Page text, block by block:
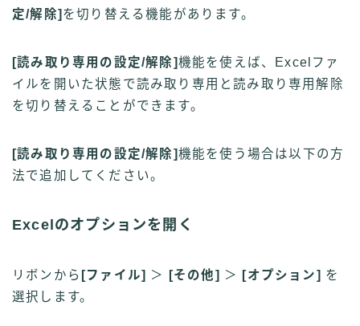
定/解除] を切り替える機能があります。
[読み取り専用の設定/解除]機能を使えば、Excelファ
イルを開いた状態で読み取り専用と読み取り専用解除
を切り替えることができます。
[読み取り専用の設定/解除]機能を使う場合は以下の方
法で追加してください。
Excelのオプションを開く
リボンから [ファイル] ＞ [その他] ＞ [オプション] を
選択します。